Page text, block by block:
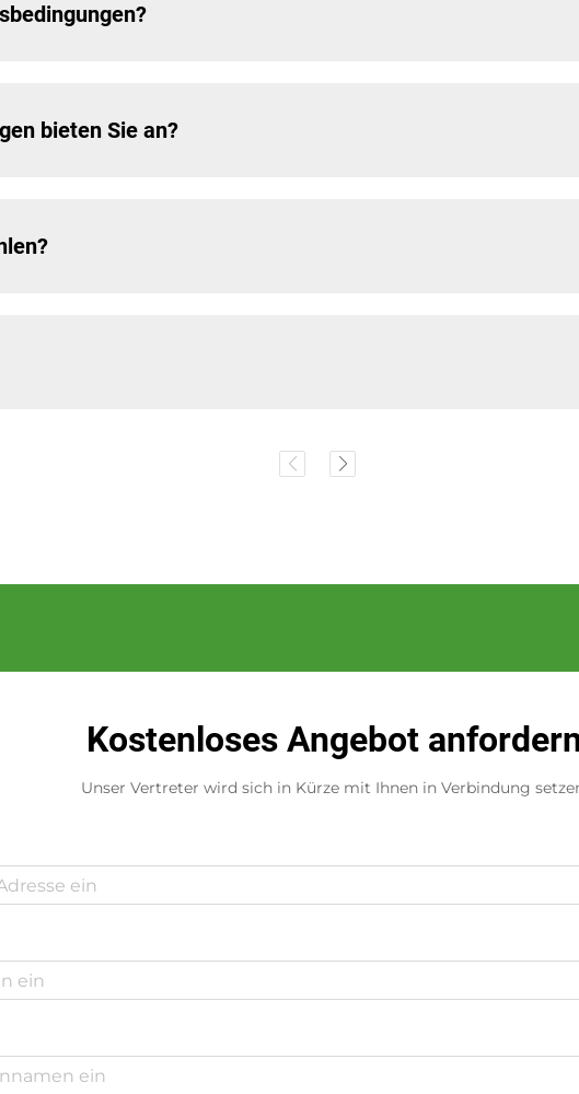
bieten Sie an?
Kostenloses Angebot
Unser Vertreter wird sich in Kürze mit Ihnen in Verbindung